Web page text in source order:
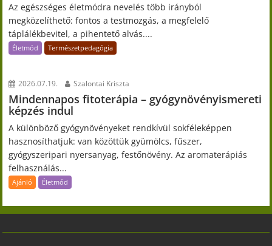
Az egészséges életmódra nevelés több irányból
megközelíthető: fontos a testmozgás, a megfelelő
táplálékbevitel, a pihentető alvás....
Életmód Természetpedagógia
2026.07.19. Szalontai Kriszta
Mindennapos fitoterápia – gyógynövényismereti
képzés indul
A különböző gyógynövényeket rendkívül sokféleképpen
hasznosíthatjuk: van közöttük gyümölcs, fűszer,
gyógyszeripari nyersanyag, festőnövény. Az aromaterápiás
felhasználás...
Ajánló Életmód